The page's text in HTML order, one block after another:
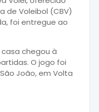
de Voleibol (CBV)
foi entregue ao
chegou à
O jogo foi
João, em Volta